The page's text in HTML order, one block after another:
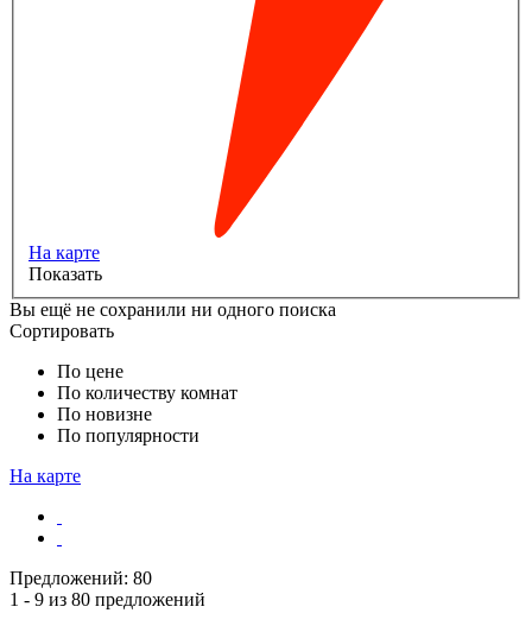
На карте
Показать
Вы ещё не сохранили ни одного поиска
Сортировать
По цене
По количеству комнат
По новизне
По популярности
На карте
Предложений: 80
1 - 9 из 80 предложений